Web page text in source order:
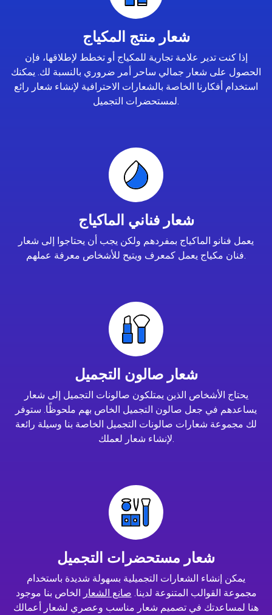
شعار منتج المكياج
إذا كنت تدير علامة تجارية للمكياج أو تخطط لإطلاقها، فإن
الحصول على شعار جمالي ساحر أمر ضروري بالنسبة لك. يمكنك
استخدام أفكارنا الخاصة بالشعارات الاحترافية لإنشاء شعار رائع
لمستحضرات التجميل.
شعار فناني الماكياج
يعمل فنانو الماكياج بمفردهم ولكن يجب أن يحتاجوا إلى شعار
فنان مكياج يعمل كمعرف ويتيح للأشخاص معرفة عملهم.
شعار صالون التجميل
يحتاج الأشخاص الذين يمتلكون صالونات التجميل إلى شعار
يساعدهم في جعل صالون التجميل الخاص بهم ملحوظًا. ستوفر
لك مجموعة شعارات صالونات التجميل الخاصة بنا وسيلة رائعة
لإنشاء شعار لعملك.
شعار مستحضرات التجميل
يمكن إنشاء الشعارات التجميلية بسهولة شديدة باستخدام
مجموعة القوالب المتنوعة لدينا. صانع الشعار الخاص بنا موجود
هنا لمساعدتك في تصميم شعار مناسب وعصري لشعار أعمالك